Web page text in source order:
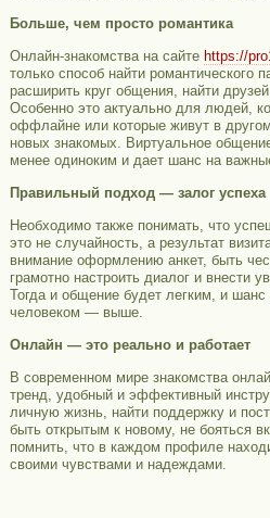
Больше, чем просто романтика
Онлайн-знакомства на сайте https://
только способ найти романтического
расширить круг общения, найти
Особенно это актуально для людей,
оффлайне или которые живут в
новых знакомых. Виртуальное
менее одиноким и дает шанс на
Правильный подход — залог успеха
Необходимо также понимать, что
это не случайность, а результат
внимание оформлению анкет, быть
грамотно настроить диалог и внести
Тогда и общение будет легким, и
человеком — выше.
Онлайн — это реально и работает
В современном мире знакомства
тренд, удобный и эффективный
личную жизнь, найти поддержку и
быть открытым к новому, не бояться
помнить, что в каждом профиле
своими чувствами и надеждами.